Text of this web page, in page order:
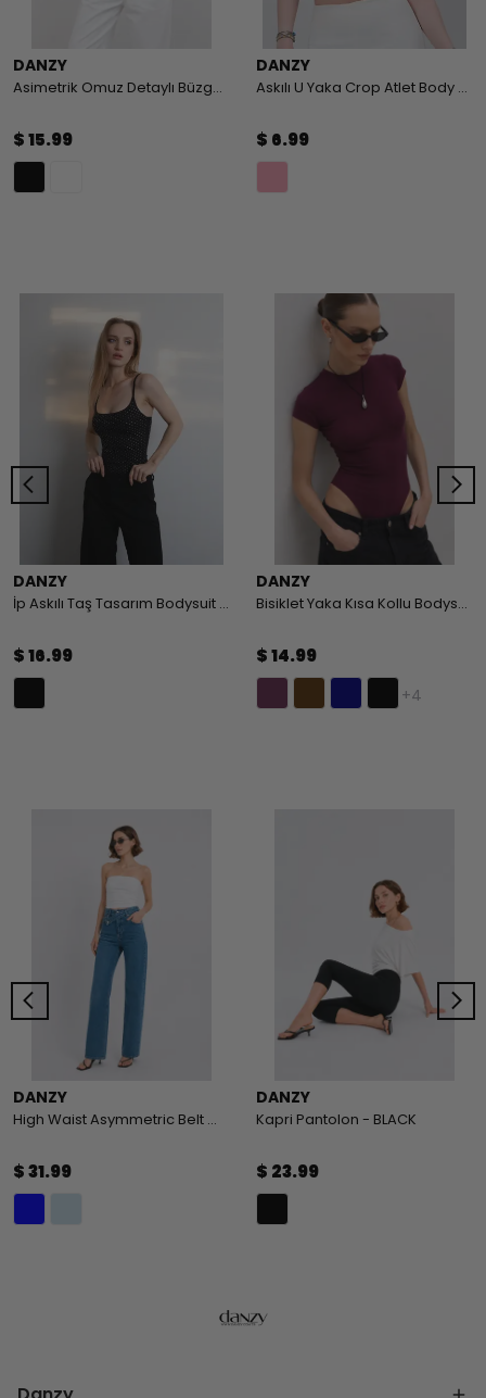
DANZY
Asimetrik Omuz Detaylı Büzgülü Body
$ 15.99
DANZY
Askılı U Yaka Crop Atlet Body - PEMBE
$ 6.99
DANZY
İp Askılı Taş Tasarım Bodysuit - BLACK
$ 16.99
DANZY
Bisiklet Yaka Kısa Kollu Bodysuit
$ 14.99
+4
DANZY
High Waist Asymmetric Belt Wide Leg Jeans
$ 31.99
DANZY
Kapri Pantolon - BLACK
$ 23.99